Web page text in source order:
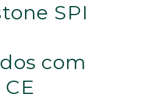
SPI
com